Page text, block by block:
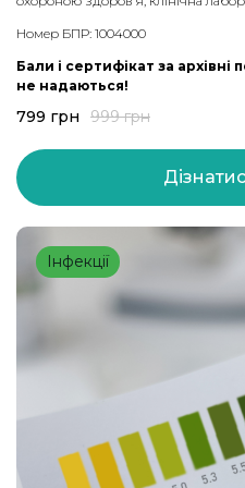
Номер БПР: 1004000
Бали і сертифікат за архівні
не надаються!
799 грн 999грн
Інфекції